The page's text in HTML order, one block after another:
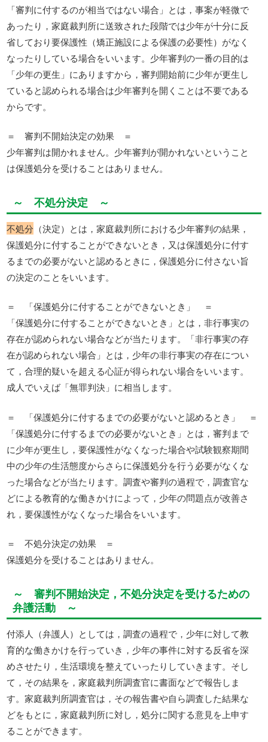
「審判に付するのが相当ではない場合」とは，事案が軽微で
あったり，家庭裁判所に送致された段階では少年が十分に反
省しており要保護性（矯正施設による保護の必要性）がなく
なったりしている場合をいいます。少年審判の一番の目的は
「少年の更生」にありますから，審判開始前に少年が更生し
ていると認められる場合は少年審判を開くことは不要である
からです。
＝ 審判不開始決定の効果 ＝
少年審判は開かれません。少年審判が開かれないということ
は保護処分を受けることはありません。
～ 不処分決定 ～
不処分 （決定）とは，家庭裁判所における少年審判の結果，
保護処分に付することができないとき，又は保護処分に付す
るまでの必要がないと認めるときに，保護処分に付さない旨
の決定のことをいいます。
＝ 「保護処分に付することができないとき」 ＝
「保護処分に付することができないとき」とは，非行事実の
存在が認められない場合などが当たります。「非行事実の存
在が認められない場合」とは，少年の非行事実の存在につい
て，合理的疑いを超える心証が得られない場合をいいます。
成人でいえば「無罪判決」に相当します。
＝ 「保護処分に付するまでの必要がないと認めるとき」 ＝
「保護処分に付するまでの必要がないとき」とは，審判まで
に少年が更生し，要保護性がなくなった場合や試験観察期間
中の少年の生活態度からさらに保護処分を行う必要がなくな
った場合などが当たります。調査や審判の過程で，調査官な
どによる教育的な働きかけによって，少年の問題点が改善さ
れ，要保護性がなくなった場合をいいます。
＝ 不処分決定の効果 ＝
保護処分を受けることはありません。
～ 審判不開始決定，不処分決定を受けるための
弁護活動 ～
付添人（弁護人）としては，調査の過程で，少年に対して教
育的な働きかけを行っていき，少年の事件に対する反省を深
めさせたり，生活環境を整えていったりしていきます。そし
て，その結果を，家庭裁判所調査官に書面などで報告しま
す。家庭裁判所調査官は，その報告書や自ら調査した結果な
どをもとに，家庭裁判所に対し，処分に関する意見を上申す
ることができます。